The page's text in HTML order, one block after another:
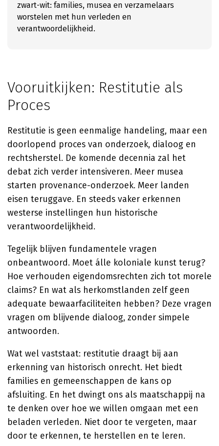
zwart-wit: families, musea en verzamelaars
worstelen met hun verleden en
verantwoordelijkheid.
Vooruitkijken: Restitutie als
Proces
Restitutie is geen eenmalige handeling, maar een
doorlopend proces van onderzoek, dialoog en
rechtsherstel. De komende decennia zal het
debat zich verder intensiveren. Meer musea
starten provenance-onderzoek. Meer landen
eisen teruggave. En steeds vaker erkennen
westerse instellingen hun historische
verantwoordelijkheid.
Tegelijk blijven fundamentele vragen
onbeantwoord. Moet álle koloniale kunst terug?
Hoe verhouden eigendomsrechten zich tot morele
claims? En wat als herkomstlanden zelf geen
adequate bewaarfaciliteiten hebben? Deze vragen
vragen om blijvende dialoog, zonder simpele
antwoorden.
Wat wel vaststaat: restitutie draagt bij aan
erkenning van historisch onrecht. Het biedt
families en gemeenschappen de kans op
afsluiting. En het dwingt ons als maatschappij na
te denken over hoe we willen omgaan met een
beladen verleden. Niet door te vergeten, maar
door te erkennen, te herstellen en te leren.